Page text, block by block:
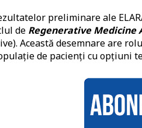
preliminare ale
de Regenerative Medicine
Această desemnare are
de pacienți cu opțiuni